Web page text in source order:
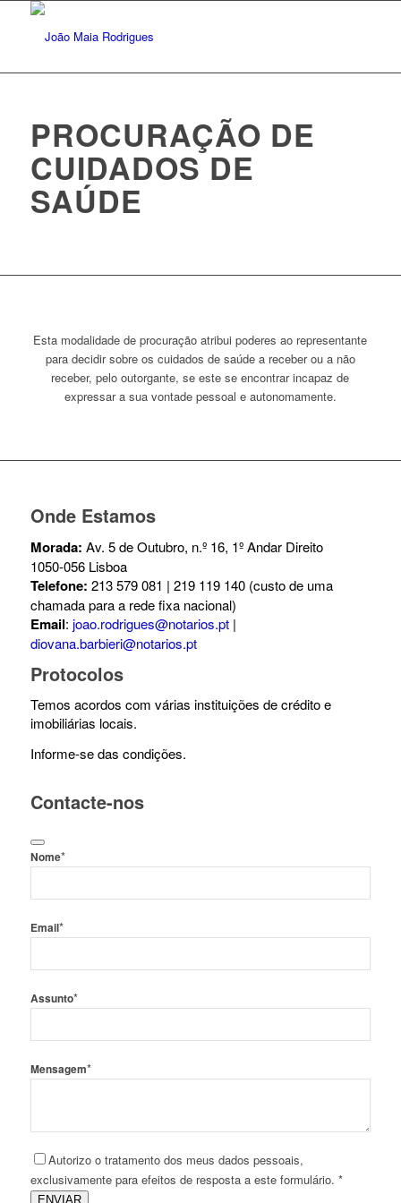
PROCURAÇÃO DE
CUIDADOS DE
SAÚDE
Esta modalidade de procuração atribui poderes ao representante
para decidir sobre os cuidados de saúde a receber ou a não
receber, pelo outorgante, se este se encontrar incapaz de
expressar a sua vontade pessoal e autonomamente.
Onde Estamos
Morada: Av. 5 de Outubro, n.º 16, 1º Andar Direito
1050-056 Lisboa
Telefone: 213 579 081 | 219 119 140 (custo de uma
chamada para a rede fixa nacional)
Email: joao.rodrigues@notarios.pt|
diovana.barbieri@notarios.pt
Protocolos
Temos acordos com várias instituições de crédito e
imobiliárias locais.
Informe-se das condições.
Contacte-nos
Nome*
Email*
Assunto*
Mensagem*
Autorizo o tratamento dos meus dados pessoais,
exclusivamente para efeitos de resposta a este formulário. *
ENVIAR